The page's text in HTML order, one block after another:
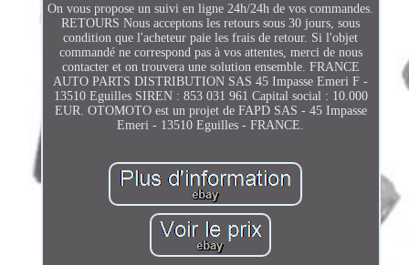
On vous propose un suivi en ligne 24h/24h de vos commandes.
RETOURS Nous acceptons les retours sous 30 jours, sous
condition que l'acheteur paie les frais de retour. Si l'objet
commandé ne correspond pas à vos attentes, merci de nous
contacter et on trouvera une solution ensemble. FRANCE
AUTO PARTS DISTRIBUTION SAS 45 Impasse Emeri F -
13510 Eguilles SIREN : 853 031 961 Capital social : 10.000
EUR. OTOMOTO est un projet de FAPD SAS - 45 Impasse
Emeri - 13510 Eguilles - FRANCE.